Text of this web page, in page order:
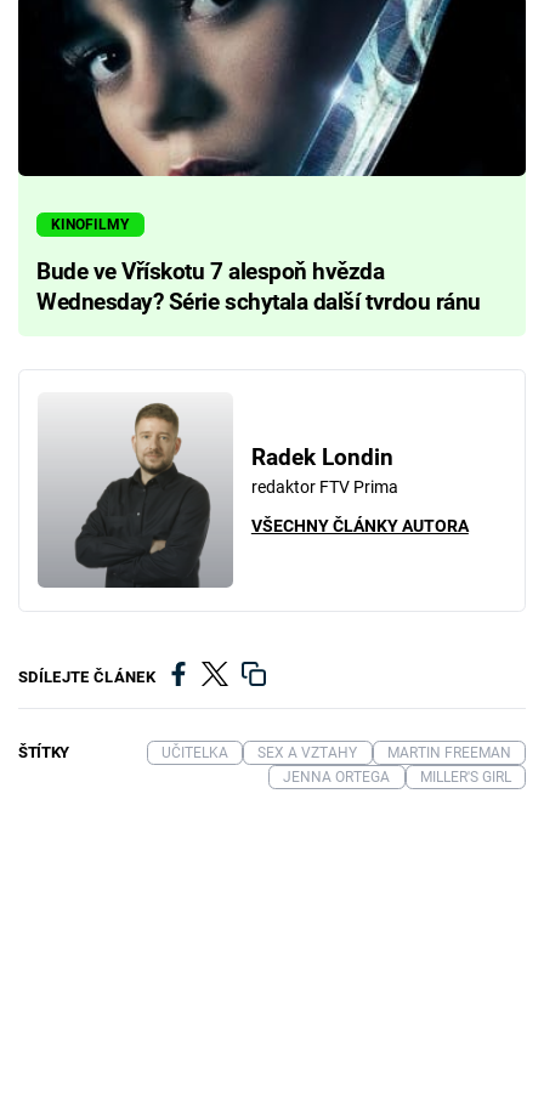
KINOFILMY
Bude ve Vřískotu 7 alespoň hvězda
Wednesday? Série schytala další tvrdou ránu
Radek Londin
redaktor FTV Prima
VŠECHNY ČLÁNKY AUTORA
SDÍLEJTE ČLÁNEK
ŠTÍTKY UČITELKA SEX A VZTAHY
MARTIN FREEMAN
JENNA ORTEGA
MILLER'S GIRL